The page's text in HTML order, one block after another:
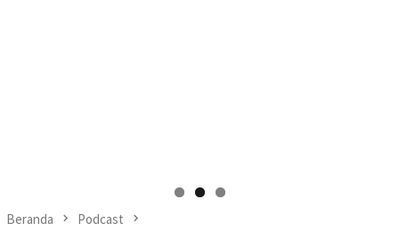
Beranda Podcast